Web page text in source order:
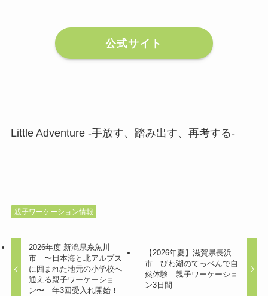
公式サイト
Little Adventure -手放す、踏み出す、再考する-
親子ワーケーション情報
2026年度 新潟県糸魚川
市 〜日本海と北アルプス
に囲まれた地元の小学校へ
通える親子ワーケーショ
ン〜 年3回受入れ開始！
【2026年夏】滋賀県長浜
市 びわ湖のてっぺんで自
然体験 親子ワーケーショ
ン3日間